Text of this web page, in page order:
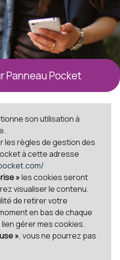
Panneau Pocket
son utilisation à
les règles de gestion des
à cette adresse
»les cookies seront
visualiser le contenu.
de retirer votre
en bas de chaque
gérer mes cookies.
», vous ne pourrez pas